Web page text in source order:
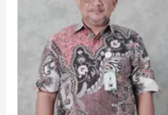
Nono Suparno – Kepala
Tata Usaha